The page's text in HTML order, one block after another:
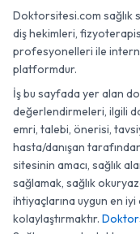
Doktorsitesi.com sağlık
diş hekimleri,
profesyonelleri ile
platformdur.
İş bu sayfada yer alan
değerlendirmeleri, ilgili
emri, talebi, önerisi,
hasta/danışan
sitesinin amacı, sağlık
sağlamak, sağlık
ihtiyaçlarına uygun en iyi
kolaylaştırmaktır.